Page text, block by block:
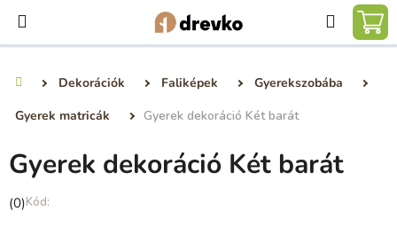
fő
Dekorációk Faliképek
Gyerekszobába
Gyerek matricák
Gyerek dekoráció Két barát
Gyerek dekoráció Két barát
A
(0)